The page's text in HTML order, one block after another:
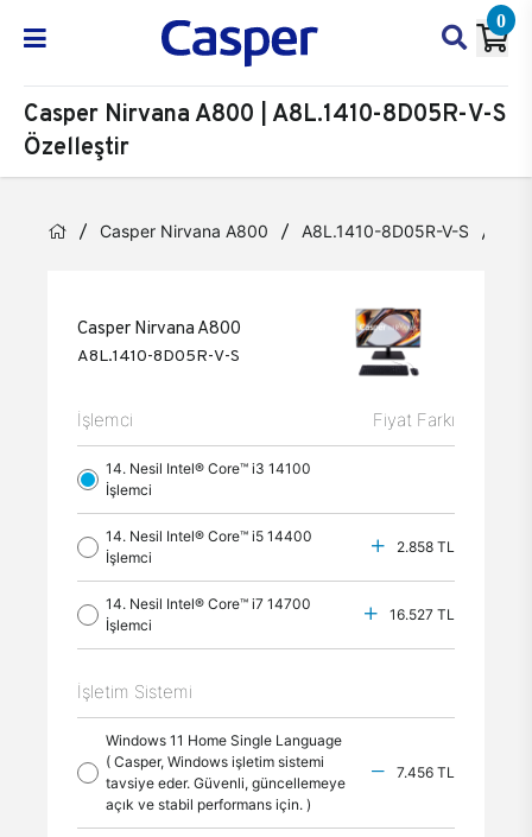
0
Casper Nirvana A800 | A8L.1410-8D05R-V-S
Özelleştir
Casper Nirvana A800 A8L.1410-8D05R-V-S
Casper Nirvana A800
A8L.1410-8D05R-V-S
İşlemci Fiyat Farkı
14. Nesil Intel® Core™ i3 14100
İşlemci
14. Nesil Intel® Core™ i5 14400
İşlemci
2.858 TL
14. Nesil Intel® Core™ i7 14700
İşlemci
16.527 TL
İşletim Sistemi
Windows 11 Home Single Language
( Casper, Windows işletim sistemi
tavsiye eder. Güvenli, güncellemeye
açık ve stabil performans için. )
7.456 TL